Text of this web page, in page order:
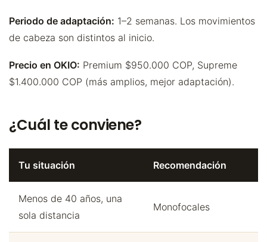
Periodo de adaptación: 1–2 semanas. Los movimientos
de cabeza son distintos al inicio.
Precio en OKIO: Premium $950.000 COP, Supreme
$1.400.000 COP (más amplios, mejor adaptación).
¿Cuál te conviene?
Tu situación Recomendación
Menos de 40 años, una
sola distancia
Monofocales